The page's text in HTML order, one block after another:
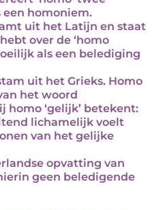
een homoniem.
uit het Latijn en staat
over de ‘homo
als een belediging
uit het Grieks. Homo
het woord
homo ‘gelijk’ betekent:
lichamelijk voelt
van het gelijke
opvatting van
geen beledigende